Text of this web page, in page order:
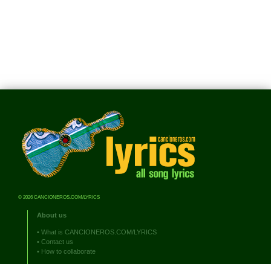
© 2026 CANCIONEROS.COM/LYRICS
About us
• What is CANCIONEROS.COM/LYRICS
• Contact us
• How to collaborate